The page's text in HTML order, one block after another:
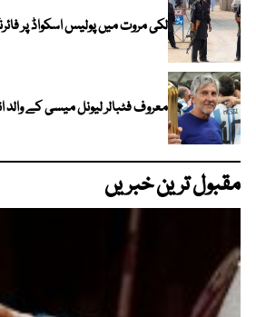
لکی مروت میں پولیس اسکواڈ پر
معروف فٹبالر لیونل میسی کے والد
مقبول ترین خبریں